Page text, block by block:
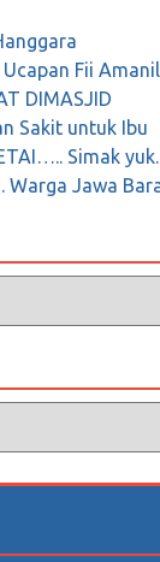
Kau
Lawakan?
Fii
DIMASJID
Sakit untuk Ibu
Simak
Warga Jawa